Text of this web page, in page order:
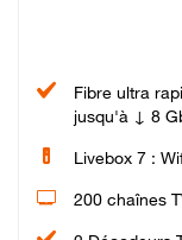
Fibre ultra
jusqu'à ↓ 8
Livebox 7 :
200 chaînes